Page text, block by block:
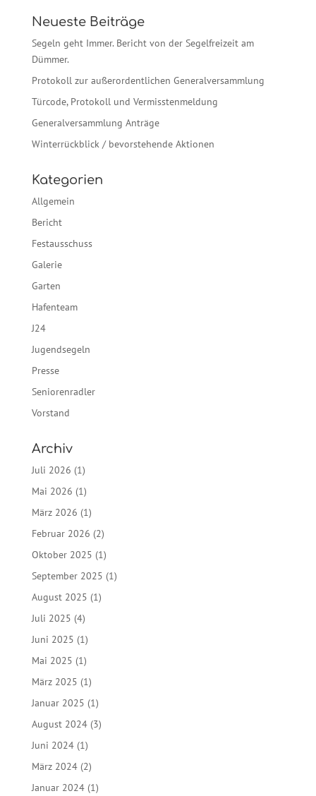
Neueste Beiträge
Segeln geht Immer. Bericht von der Segelfreizeit am
Dümmer.
Protokoll zur außerordentlichen Generalversammlung
Türcode, Protokoll und Vermisstenmeldung
Generalversammlung Anträge
Winterrückblick / bevorstehende Aktionen
Kategorien
Allgemein
Bericht
Festausschuss
Galerie
Garten
Hafenteam
J24
Jugendsegeln
Presse
Seniorenradler
Vorstand
Archiv
Juli 2026 (1)
Mai 2026 (1)
März 2026 (1)
Februar 2026 (2)
Oktober 2025 (1)
September 2025 (1)
August 2025 (1)
Juli 2025 (4)
Juni 2025 (1)
Mai 2025 (1)
März 2025 (1)
Januar 2025 (1)
August 2024(3)
Juni 2024(1)
März 2024(2)
Januar 2024(1)